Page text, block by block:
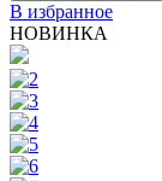
В избранное
НОВИНКА